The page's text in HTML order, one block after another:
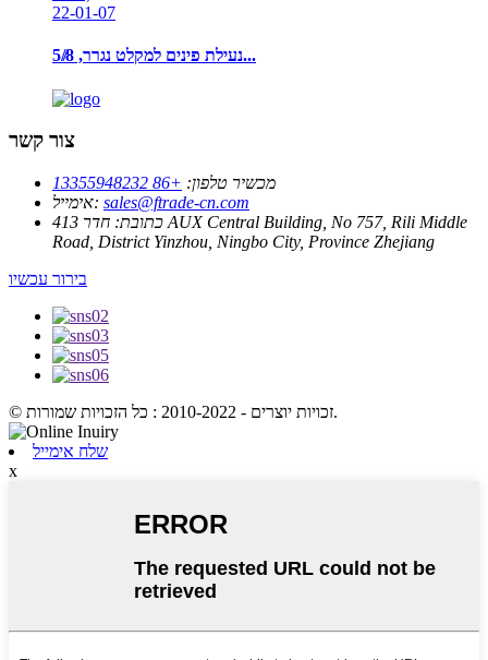
22-01-07
נעילת פינים למקלט נגרר, 5/8̸...
צור קשר
מכשיר טלפון: +86 13355948232
אימייל: sales@ftrade-cn.com
כתובת:
חדר 413 AUX Central Building, No 757, Rili Middle
Road, District Yinzhou, Ningbo City, Province Zhejiang
בירור עכשיו
© זכויות יוצרים - 2010-2022 : כל הזכויות שמורות.
שלח אימייל
x